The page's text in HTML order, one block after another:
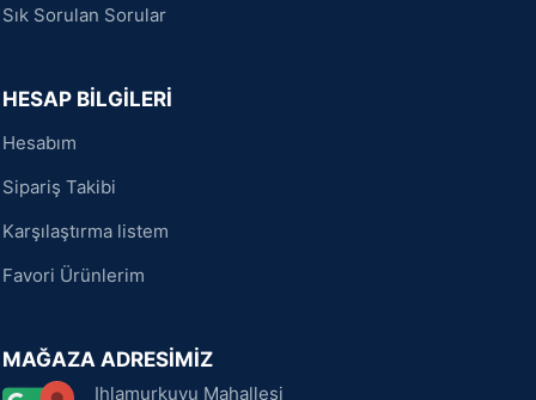
Sık Sorulan Sorular
HESAP BİLGİLERİ
Hesabım
Sipariş Takibi
Karşılaştırma listem
Favori Ürünlerim
MAĞAZA ADRESİMİZ
Ihlamurkuyu Mahallesi